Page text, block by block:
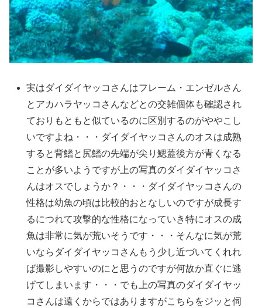
実はダイダイヤッコさんはフレーム・エンゼルさん
とアカハラヤッコさんなどとの交雑個体も確認され
ておりもともと似ているのに区別するのがややこし
いですよね・・・ダイダイヤッコさんのオスは成熟
すると背鰭と尻鰭の先端が尖り鰓蓋後方が青くなる
ことが多いようですが上の写真のダイダイヤッコさ
んはオスでしょうか？・・・ダイダイヤッコさんの
性格は幼魚の頃は比較的おとなしいのですが成長す
るにつれて攻撃的な性格になっていき特にオスの成
魚は非常に気が荒いそうです・・・そんなに気が荒
いならダイダイヤッコさんもう少し近づいてくれれ
ば撮影しやすいのにと思うのですが何故か直ぐに逃
げてしまいます・・・でも上の写真のダイダイヤッ
コさんは遠くからではありますがこちらをジッと伺